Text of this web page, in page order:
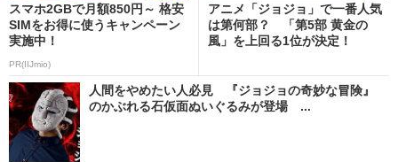
スマホ2GBで月額850円～ 格安
SIMをお得に使うキャンペーン
実施中！
PR(IIJmio)
アニメ「ジョジョ」で一番人気
は第何部？ 「第5部 黄金の
風」を上回る1位が決定！
人間をやめたい人必見 『ジョジョの奇妙な冒険』
のかぶれる石仮面ぬいぐるみが登場 ...